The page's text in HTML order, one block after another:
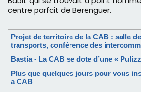
centre parfait de Berenguer.
Projet de territoire de la CAB : salle
transports, conférence des
Bastia - La CAB se dote d’une «
Plus que quelques jours pour vous
a CAB